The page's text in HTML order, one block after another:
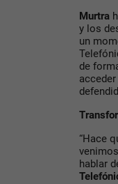
Murtra
y los
un
de
“Hace
hablar